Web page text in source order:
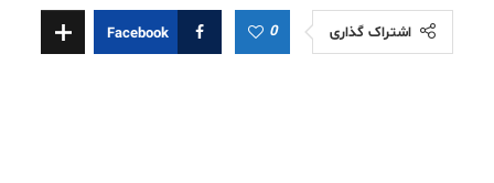
اشتراک گذاری 0
Facebook